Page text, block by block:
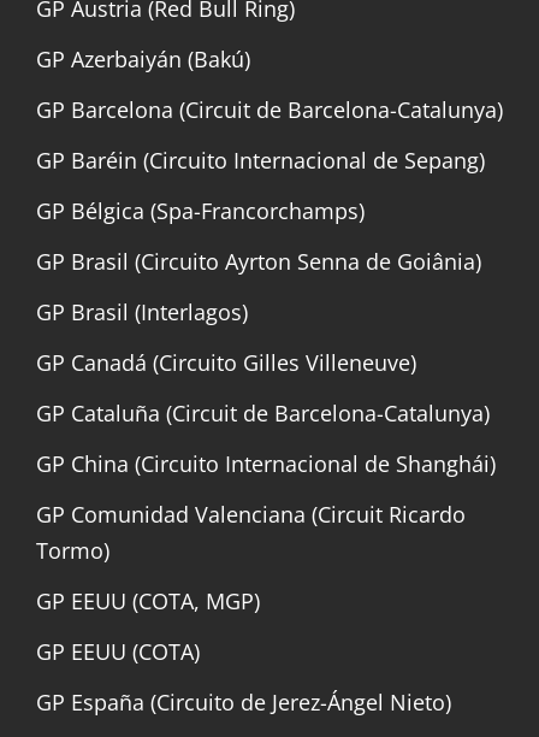
GP Austria (Red Bull Ring)
GP Azerbaiyán (Bakú)
GP Barcelona (Circuit de Barcelona-Catalunya)
GP Baréin (Circuito Internacional de Sepang)
GP Bélgica (Spa-Francorchamps)
GP Brasil (Circuito Ayrton Senna de Goiânia)
GP Brasil (Interlagos)
GP Canadá (Circuito Gilles Villeneuve)
GP Cataluña (Circuit de Barcelona-Catalunya)
GP China (Circuito Internacional de Shanghái)
GP Comunidad Valenciana (Circuit Ricardo
Tormo)
GP EEUU (COTA, MGP)
GP EEUU (COTA)
GP España (Circuito de Jerez-Ángel Nieto)